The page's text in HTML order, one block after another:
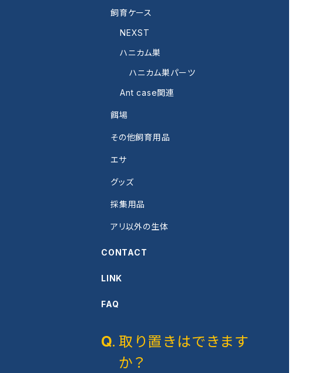
飼育ケース
NEXST
ハニカム巣
ハニカム巣パーツ
Ant case関連
餌場
その他飼育用品
エサ
グッズ
採集用品
アリ以外の生体
CONTACT
LINK
FAQ
取り置きはできます
か？